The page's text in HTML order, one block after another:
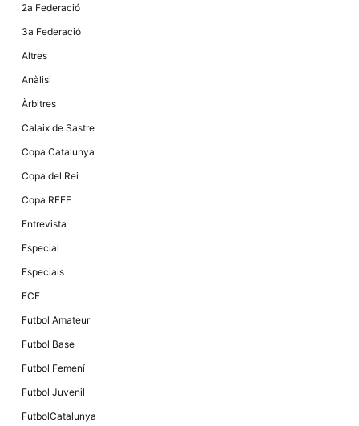
2a Federació
3a Federació
Altres
Anàlisi
Àrbitres
Calaix de Sastre
Copa Catalunya
Copa del Rei
Copa RFEF
Entrevista
Especial
Especials
FCF
Futbol Amateur
Futbol Base
Futbol Femení
Futbol Juvenil
FutbolCatalunya